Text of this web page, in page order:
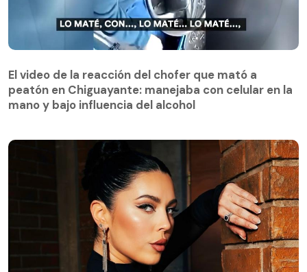
peatón en Chiguayante: manejaba con celular en la
mano y bajo influencia del alcohol
El video de la reacción del chofer que mató a
peatón en Chiguayante: manejaba con celular en la
mano y bajo influencia del alcohol